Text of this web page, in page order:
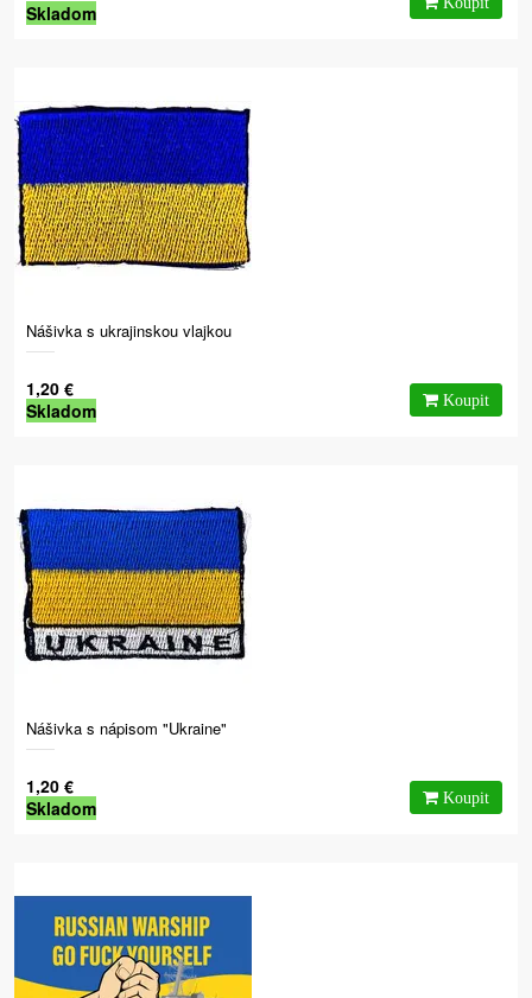
Skladom
Nášivka s ukrajinskou vlajkou
1,20 €
Skladom
Nášivka s nápisom "Ukraine"
1,20 €
Skladom